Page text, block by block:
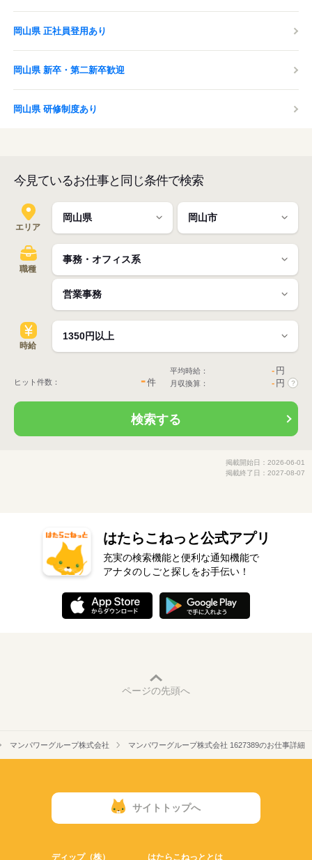
岡山県 正社員登用あり
岡山県 新卒・第二新卒歓迎
岡山県 研修制度あり
今見ているお仕事と同じ条件で検索
エリア
職種
時給
ヒット件数： -件
平均時給： - 円
月収換算： - 円 ?
検索する
掲載開始日：2026-06-01
掲載終了日：2027-08-07
はたらこねっと公式アプリ
充実の検索機能と便利な通知機能で
アナタのしごと探しをお手伝い！
ページの先頭へ
マンパワーグループ株式会社 マンパワーグループ株式会社 1627389のお仕事詳細
サイトトップへ
ディップ（株） はたらこねっととは